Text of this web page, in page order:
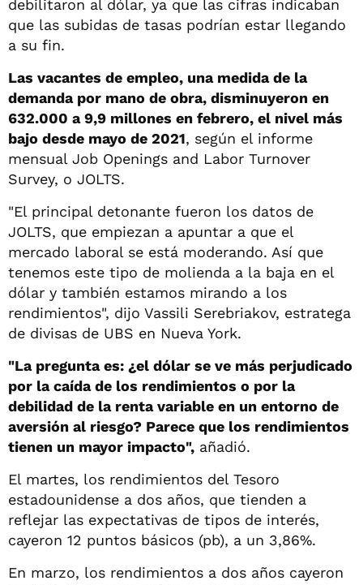
debilitaron al dólar, ya que las cifras indicaban
que las subidas de tasas podrían estar llegando
a su fin.
Las vacantes de empleo, una medida de la
demanda por mano de obra, disminuyeron en
632.000 a 9,9 millones en febrero, el nivel más
bajo desde mayo de 2021, según el informe
mensual Job Openings and Labor Turnover
Survey, o JOLTS.
"El principal detonante fueron los datos de
JOLTS, que empiezan a apuntar a que el
mercado laboral se está moderando. Así que
tenemos este tipo de molienda a la baja en el
dólar y también estamos mirando a los
rendimientos", dijo Vassili Serebriakov, estratega
de divisas de UBS en Nueva York.
"La pregunta es: ¿el dólar se ve más perjudicado
por la caída de los rendimientos o por la
debilidad de la renta variable en un entorno de
aversión al riesgo? Parece que los rendimientos
tienen un mayor impacto", añadió.
El martes, los rendimientos del Tesoro
estadounidense a dos años, que tienden a
reflejar las expectativas de tipos de interés,
cayeron 12 puntos básicos (pb), a un 3,86%.
En marzo, los rendimientos a dos años cayeron